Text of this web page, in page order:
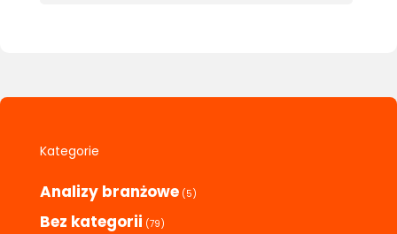
Kategorie
Analizy branżowe (5)
Bez kategorii (79)